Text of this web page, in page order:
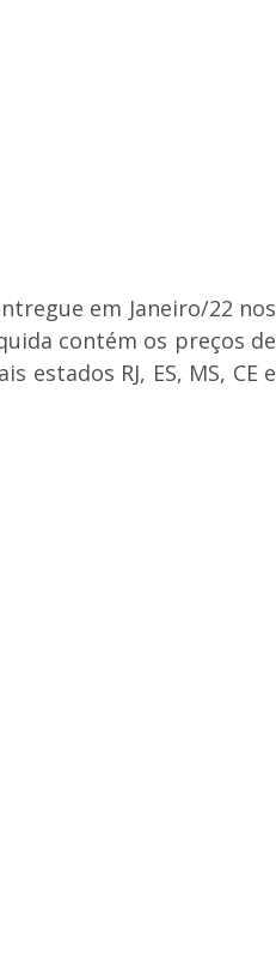
em Janeiro/22 nos
contém os preços de
estados RJ, ES, MS, CE e